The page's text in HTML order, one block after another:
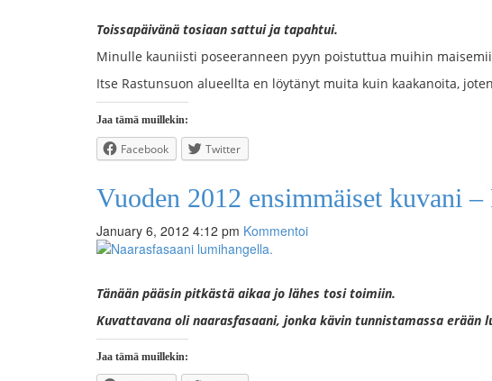
Toissapäivänä tosiaan sattui ja tapahtui.
Minulle kauniisti poseeranneen pyyn poistuttua muihin
Itse Rastunsuon alueellta en löytänyt muita kuin kaakanoita,
Jaa tämä muillekin:
Facebook Twitter
Vuoden 2012 ensimmäiset kuvani –
January 6, 2012 4:12 pm Kommentoi
Tänään pääsin pitkästä aikaa jo lähes tosi toimiin.
Kuvattavana oli naarasfasaani, jonka kävin tunnistamassa erään
Jaa tämä muillekin: